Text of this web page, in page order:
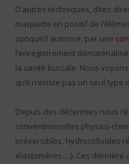
D’autres techniques, dites
maquette en positif de
optique3 autorise, par une
l’enregistrement
la cavité buccale. Nous
qu’il n’existe pas un seul type
Depuis des décennies nous
conventionnelles physico-
irréversibles, hydrocolloïdes
élastomères….). Ces dernière